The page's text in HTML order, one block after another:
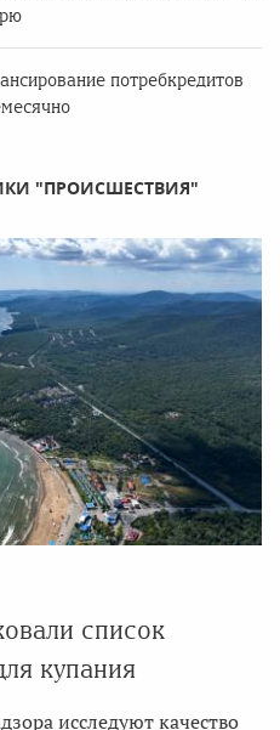
потребкредитов
"ПРОИСШЕСТВИЯ"
список
купания
исследуют качество